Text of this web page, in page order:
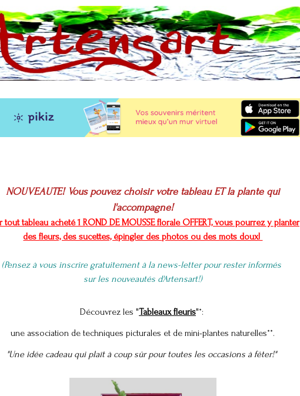
NOUVEAUTE! Vous pouvez choisir votre tableau ET la plante qui
l'accompagne!
tout tableau acheté 1 ROND DE MOUSSE florale OFFERT, vous pourrez y planter
des fleurs, des sucettes, épingler des photos ou des mots doux!
(Pensez à vous inscrire gratuitement à la news-letter pour rester informés
sur les nouveautés d'Artensart!)
Découvrez les "Tableaux fleuris"*:
une association de techniques picturales et de mini-plantes naturelles**.
"Une idée cadeau qui plaît à coup sûr pour toutes les occasions à fêter!"